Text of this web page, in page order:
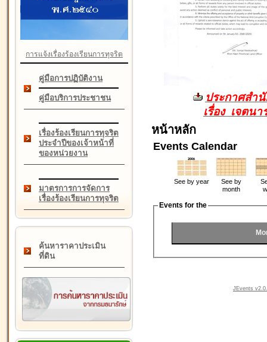
การแจ้งเรื่องร้องเรียนการทุจริต
คู่มือการปฏิบัติงาน
คู่มือบริการประชาชน
เรื่องร้องเรียนการทุจริต
ประจำปีของเจ้าหน้าที่
ของหน่วยงาน
มาตรการการจัดการ
เรื่องร้องเรียนการทุจริต
ค้นหาราคาประเมิน
ที่ดิน
ประกาศสำ
เรื่อง เจตน
หน้าหลัก
Events Calendar
See by year
See by
month
Events for the
JEvents